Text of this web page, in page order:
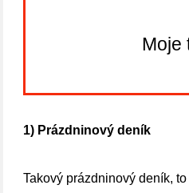
Moje
1) Prázdninový deník
Takový prázdninový deník,